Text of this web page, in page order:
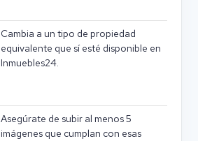
Cambia a un tipo de propiedad
equivalente que sí esté disponible en
Inmuebles24.
Asegúrate de subir al menos 5
imágenes que cumplan con esas